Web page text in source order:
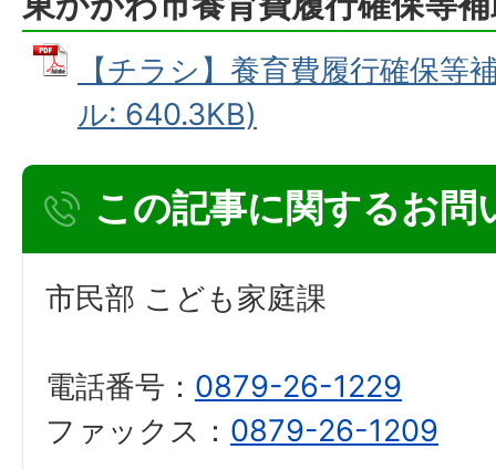
【チラシ】養育費履行確保等
ル: 640.3KB)
この記事に関するお問
市民部 こども家庭課
電話番号： 0879-26-1229
ファックス： 0879-26-1209